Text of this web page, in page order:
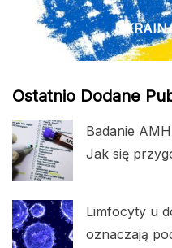
Ostatnio Dodane
Badanie
Jak się
Limfocyty u
oznaczają